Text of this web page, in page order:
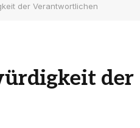
der Verantwortlichen
der